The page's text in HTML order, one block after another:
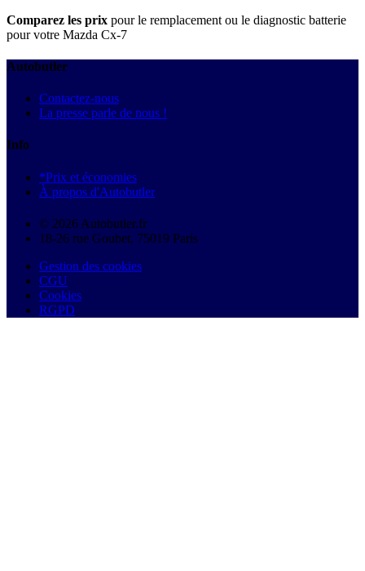
Comparez les prix pour le remplacement ou le diagnostic batterie
pour votre Mazda Cx-7
Autobutler
Contactez-nous
La presse parle de nous !
Info
*Prix et économies
À propos d'Autobutler
© 2026 Autobutler.fr
18-26 rue Goubet, 75019 Paris
Gestion des cookies
CGU
Cookies
RGPD